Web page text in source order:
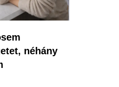
néhány